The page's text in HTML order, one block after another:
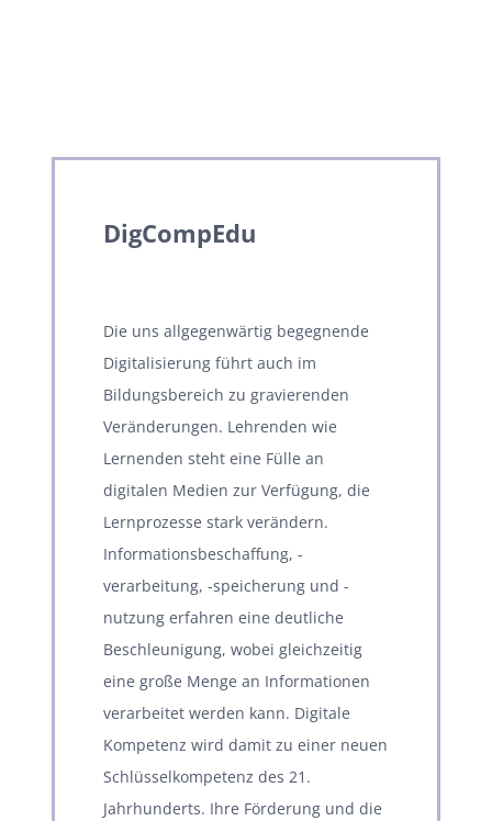
DigCompEdu
Die uns allgegenwärtig begegnende
Digitalisierung führt auch im
Bildungsbereich zu gravierenden
Veränderungen. Lehrenden wie
Lernenden steht eine Fülle an
digitalen Medien zur Verfügung, die
Lernprozesse stark verändern.
Informationsbeschaffung, -
verarbeitung, -speicherung und -
nutzung erfahren eine deutliche
Beschleunigung, wobei gleichzeitig
eine große Menge an Informationen
verarbeitet werden kann. Digitale
Kompetenz wird damit zu einer neuen
Schlüsselkompetenz des 21.
Jahrhunderts. Ihre Förderung und die